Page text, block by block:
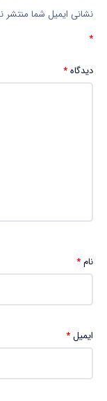
نشانی ایمیل شما منتشر
*
دیدگاه*
نام*
ایمیل*